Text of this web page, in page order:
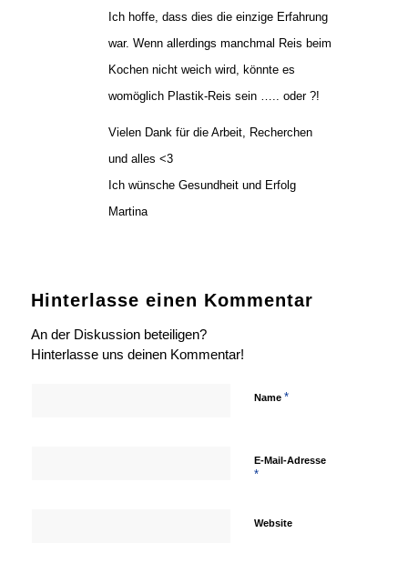
Ich hoffe, dass dies die einzige Erfahrung
war. Wenn allerdings manchmal Reis beim
Kochen nicht weich wird, könnte es
womöglich Plastik-Reis sein ….. oder ?!
Vielen Dank für die Arbeit, Recherchen
und alles <3
Ich wünsche Gesundheit und Erfolg
Martina
Hinterlasse einen Kommentar
An der Diskussion beteiligen?
Hinterlasse uns deinen Kommentar!
Name *
E-Mail-Adresse
*
Website